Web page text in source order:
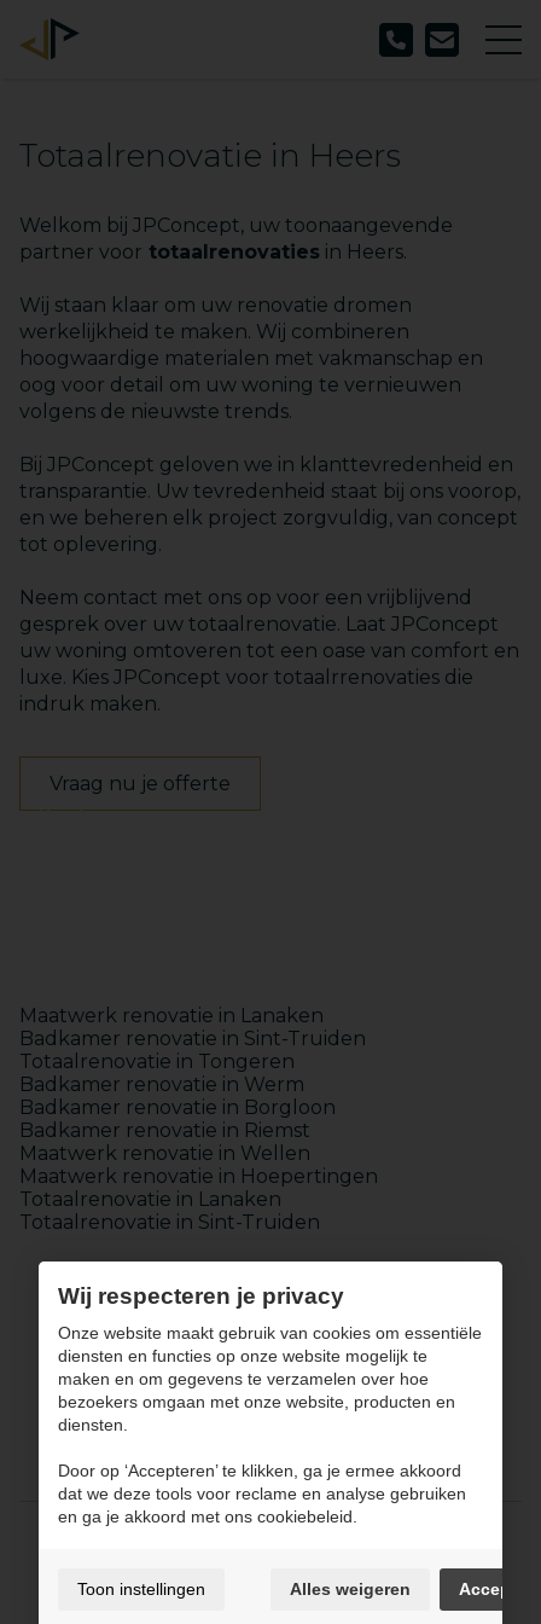
Totaalrenovatie in Heers
Welkom bij JPConcept, uw toonaangevende
partner voor totaalrenovaties in Heers.
Wij staan klaar om uw renovatie dromen
werkelijkheid te maken. Wij combineren
hoogwaardige materialen met vakmanschap en
oog voor detail om uw woning te vernieuwen
volgens de nieuwste trends.
Bij JPConcept geloven we in klanttevredenheid en
transparantie. Uw tevredenheid staat bij ons voorop,
en we beheren elk project zorgvuldig, van concept
tot oplevering.
Neem contact met ons op voor een vrijblijvend
gesprek over uw totaalrenovatie. Laat JPConcept
uw woning omtoveren tot een oase van comfort en
luxe. Kies JPConcept voor totaalrrenovaties die
indruk maken.
Vraag nu je offerte
Keukens
Maatwerk renovatie in Lanaken
Badkamer renovatie in Sint-Truiden
Totaalrenovatie in Tongeren
Badkamer renovatie in Werm
Badkamer renovatie in Borgloon
Badkamer renovatie in Riemst
Maatwerk renovatie in Wellen
Maatwerk renovatie in Hoepertingen
Totaalrenovatie in Lanaken
Totaalrenovatie in Sint-Truiden
Keukens
Badkamers
Over JPCONCEPT Contact
Cookie voorkeuren
Wij respecteren je privacy
Onze website maakt gebruik van cookies om essentiële
diensten en functies op onze website mogelijk te
maken en om gegevens te verzamelen over hoe
bezoekers omgaan met onze website, producten en
diensten.
Door op ‘Accepteren’ te klikken, ga je ermee akkoord
dat we deze tools voor reclame en analyse gebruiken
en ga je akkoord met ons cookiebeleid.
Toon instellingen Alles weigeren